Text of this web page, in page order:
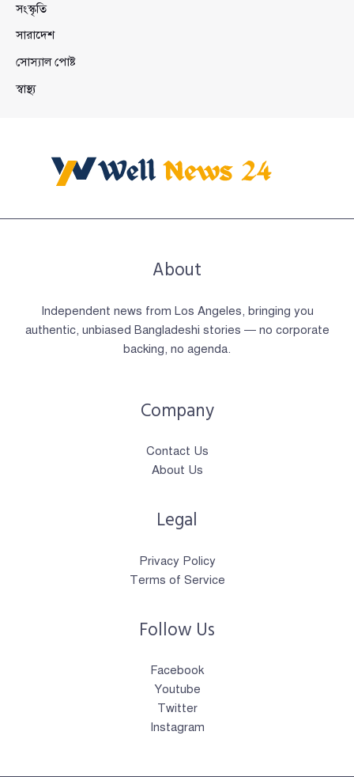
সংস্কৃতি
সারাদেশ
সোস্যাল পোষ্ট
স্বাস্থ্য
About
Independent news from Los Angeles, bringing you
authentic, unbiased Bangladeshi stories — no corporate
backing, no agenda.
Company
Contact Us
About Us
Legal
Privacy Policy
Terms of Service
Follow Us
Facebook
Youtube
Twitter
Instagram